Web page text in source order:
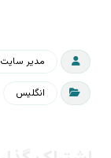
مدیر سایت
انگلیس